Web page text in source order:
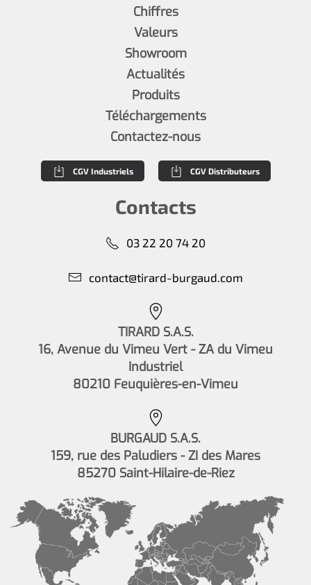
Chiffres
Valeurs
Showroom
Actualités
Produits
Téléchargements
Contactez-nous
CGV Industriels CGV Distributeurs
Contacts
03 22 20 74 20
contact@tirard-burgaud.com
TIRARD S.A.S.
16, Avenue du Vimeu Vert - ZA du Vimeu
Industriel
80210 Feuquières-en-Vimeu
BURGAUD S.A.S.
159, rue des Paludiers - ZI des Mares
85270 Saint-Hilaire-de-Riez